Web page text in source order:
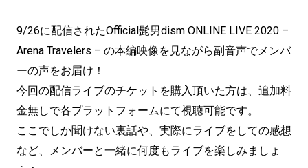
9/26に配信されたOfficial髭男dism ONLINE LIVE 2020 –
Arena Travelers – の本編映像を見ながら副音声でメンバ
ーの声をお届け！
今回の配信ライブのチケットを購入頂いた方は、追加料
金無しで各プラットフォームにて視聴可能です。
ここでしか聞けない裏話や、実際にライブをしての感想
など、メンバーと一緒に何度もライブを楽しみましょ